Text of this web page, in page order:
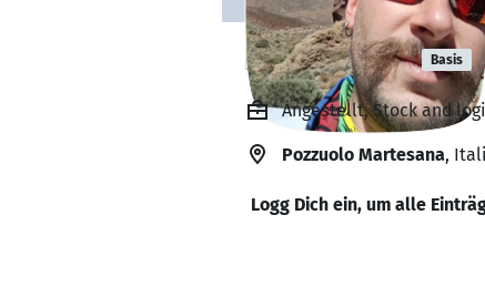
Luca Finazzi Basis
Angestellt, Stock and
Pozzuolo Martesana,
Logg Dich ein, um alle